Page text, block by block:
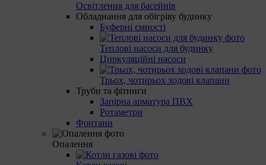
Освітлення для басейнів
Обладнання для обігріву будинку
Буферні ємності
Теплові насоси для будинку
Циркуляційні насоси
Трьох, чотирьох ходові клапани
Труби та фітинги
Запірна арматура ПВХ
Ротаметри
Фонтани
Опалення